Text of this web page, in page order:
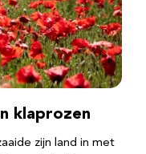
klaprozen
zijn land in met